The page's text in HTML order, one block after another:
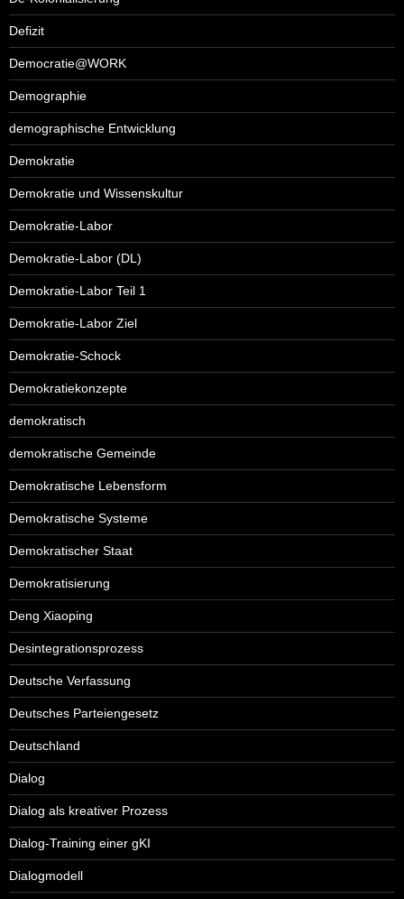
Defizit
Democratie@WORK
Demographie
demographische Entwicklung
Demokratie
Demokratie und Wissenskultur
Demokratie-Labor
Demokratie-Labor (DL)
Demokratie-Labor Teil 1
Demokratie-Labor Ziel
Demokratie-Schock
Demokratiekonzepte
demokratisch
demokratische Gemeinde
Demokratische Lebensform
Demokratische Systeme
Demokratischer Staat
Demokratisierung
Deng Xiaoping
Desintegrationsprozess
Deutsche Verfassung
Deutsches Parteiengesetz
Deutschland
Dialog
Dialog als kreativer Prozess
Dialog-Training einer gKI
Dialogmodell